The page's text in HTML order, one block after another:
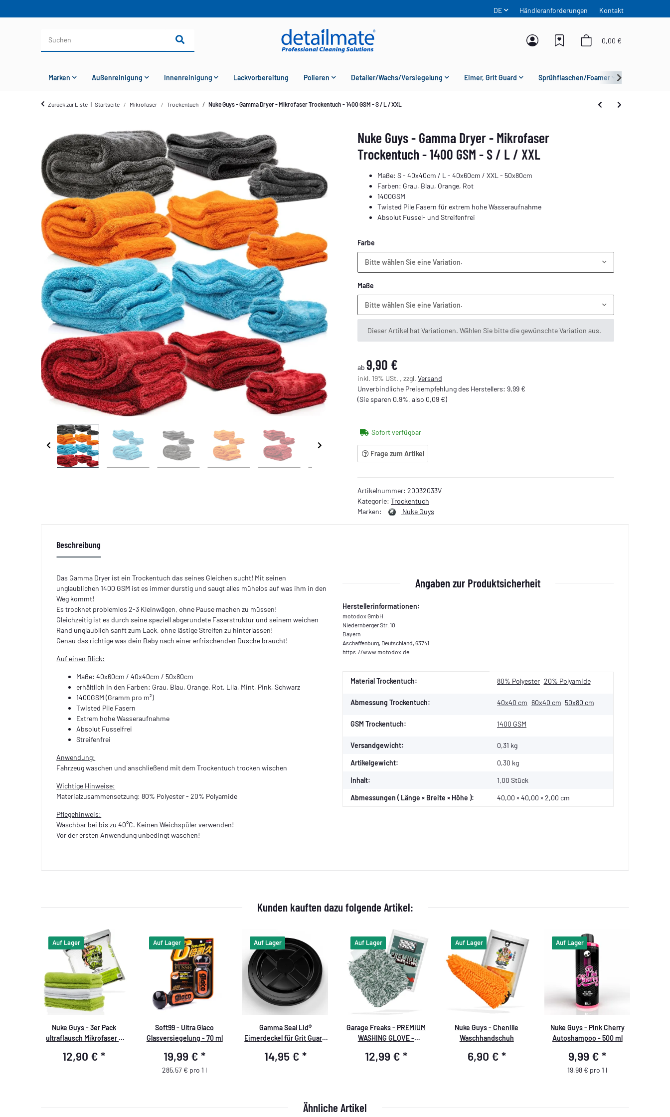
DE Händleranforderungen Kontakt
0,00 €
Marken Außenreinigung Innenreinigung Lackvorbereitung Polieren Detailer/Wachs/Versiegelung Eimer, Grit Guard Sprühflaschen/Foamer
Zurück zur Liste Startseite Mikrofaser Trockentuch Nuke Guys - Gamma Dryer - Mikrofaser Trockentuch - 1400 GSM - S / L / XXL
Nuke Guys - Gamma Dryer - Mikrofaser
Trockentuch - 1400 GSM - S / L / XXL
Maße: S - 40x40cm / L - 40x60cm / XXL - 50x80cm
Farben: Grau, Blau, Orange, Rot
1400GSM
Twisted Pile Fasern für extrem hohe Wasseraufnahme
Absolut Fussel- und Streifenfrei
Farbe
Bitte wählen Sie eine Variation.
Maße
Bitte wählen Sie eine Variation.
x
Dieser Artikel hat Variationen. Wählen Sie bitte die gewünschte Variation aus.
ab 9,90 €
inkl. 19% USt. , zzgl. Versand
Unverbindliche Preisempfehlung des Herstellers: 9,99 €
(Sie sparen 0.9%, also 0,09 €)
Sofort verfügbar
Frage zum Artikel
Artikelnummer: 20032033V
Kategorie: Trockentuch
Marken:
Nuke Guys
Beschreibung
Das Gamma Dryer ist ein Trockentuch das seines Gleichen sucht! Mit seinen
unglaublichen 1400 GSM ist es immer durstig und saugt alles mühelos auf was ihm in den
Weg kommt!
Es trocknet problemlos 2-3 Kleinwägen, ohne Pause machen zu müssen!
Gleichzeitig ist es durch seine speziell abgerundete Faserstruktur und seinem weichen
Rand unglaublich sanft zum Lack, ohne lästige Streifen zu hinterlassen!
Genau das richtige was dein Baby nach einer erfrischenden Dusche braucht!
Auf einen Blick:
Maße: 40x60cm / 40x40cm / 50x80cm
erhältlich in den Farben: Grau, Blau, Orange, Rot, Lila, Mint, Pink, Schwarz
1400GSM (Gramm pro m²)
Twisted Pile Fasern
Extrem hohe Wasseraufnahme
Absolut Fusselfrei
Streifenfrei
Anwendung:
Fahrzeug waschen und anschließend mit dem Trockentuch trocken wischen
Wichtige Hinweise:
Materialzusammensetzung: 80% Polyester - 20% Polyamide
Pflegehinweis:
Waschbar bei bis zu 40°C. Keinen Weichspüler verwenden!
Vor der ersten Anwendung unbedingt waschen!
Angaben zur Produktsicherheit
Herstellerinformationen:
motodox GmbH
Niedernberger Str. 10
Bayern
Aschaffenburg, Deutschland, 63741
https://www.motodox.de
Produkteigenschaft
Wert
Material Trockentuch: 80% Polyester 20% Polyamide
Abmessung Trockentuch: 40x40 cm 60x40 cm 50x80 cm
GSM Trockentuch: 1400 GSM
Versandgewicht: 0,31 kg
Artikelgewicht: 0,30 kg
Inhalt: 1,00 Stück
Abmessungen ( Länge × Breite × Höhe ): 40,00 × 40,00 × 2,00 cm
Kunden kauften dazu folgende Artikel:
Auf Lager
Nuke Guys - 3er Pack
ultraflausch Mikrofaser -
40x40cm
12,90 €*
Auf Lager
Soft99 - Ultra Glaco
Glasversiegelung - 70 ml
19,99 €*
285,57 € pro 1 l
Auf Lager
Gamma Seal Lid®
Eimerdeckel für Grit Guard
14,95 € *
Auf Lager
Garage Freaks - PREMIUM
WASHING GLOVE -
12,99 € *
Auf Lager
Nuke Guys - Chenille
Waschhandschuh
6,90 € *
Auf Lager
Nuke Guys - Pink Cherry
Autoshampoo - 500 ml
9,99 €*
19,98 € pro 1 l
Ähnliche Artikel